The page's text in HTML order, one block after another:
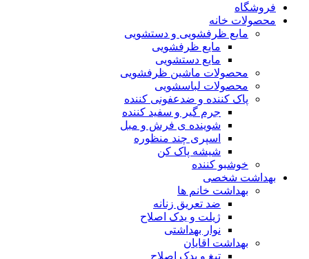
فروشگاه
محصولات خانه
مایع ظرفشویی و دستشویی
مایع ظرفشویی
مایع دستشویی
محصولات ماشین ظرفشویی
محصولات لباسشویی
پاک کننده و ضدعفونی کننده
جرم گیر و سفید کننده
شوینده ی فرش و مبل
اسپری چند منظوره
شیشه پاک کن
خوشبو کننده
بهداشت شخصی
بهداشت خانم ها
ضد تعریق زنانه
ژیلت و یدک اصلاح
نوار بهداشتی
بهداشت اقایان
تیغ و یدک اصلاح